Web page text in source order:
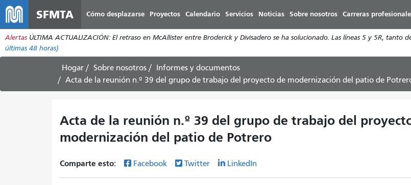
al
contenido
principal
SFMTA Cómo desplazarse Proyectos Calendario Servicios Noticias Sobre nosotros Carreras
Alertas ÚLTIMA ACTUALIZACIÓN: El retraso en McAllister entre Broderick y Divisadero se ha solucionado. Las líneas 5 y 5R, tanto
últimas 48 horas)
Hogar Sobre nosotros
Informes y documentos
Acta de la reunión n.º 39 del grupo de trabajo del proyecto de modernización del patio de
Acta de la reunión n.º 39 del grupo de trabajo del
modernización del patio de Potrero
Comparte esto: Facebook Twitter LinkedIn